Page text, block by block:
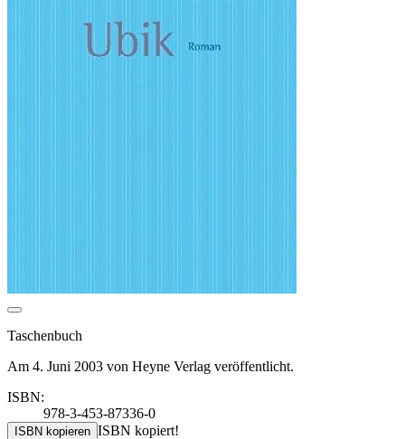
Taschenbuch
Am 4. Juni 2003 von Heyne Verlag veröffentlicht.
ISBN:
978-3-453-87336-0
ISBN kopieren ISBN kopiert!